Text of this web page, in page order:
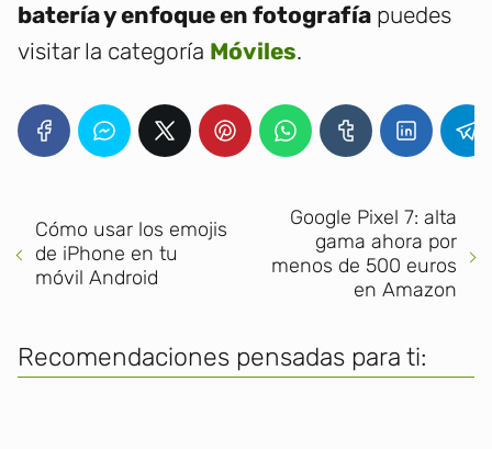
batería y enfoque en fotografía puedes
visitar la categoría Móviles.
Cómo usar los emojis
de iPhone en tu
móvil Android
Google Pixel 7: alta
gama ahora por
menos de 500 euros
en Amazon
Recomendaciones pensadas para ti: